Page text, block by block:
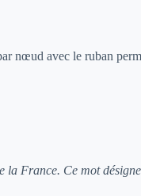
nœud avec le ruban
France. Ce mot